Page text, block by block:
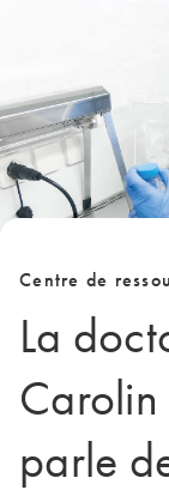
Centre de
La
Carolin
parle